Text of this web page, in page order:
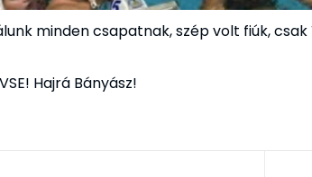
minden csapatnak, szép volt fiúk,
Hajrá Bányász!